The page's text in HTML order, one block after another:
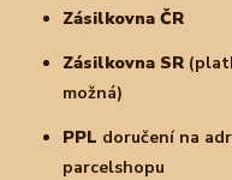
Zásilkovna ČR
Zásilkovna SR
možná)
PPL doručení na
parcelshopu